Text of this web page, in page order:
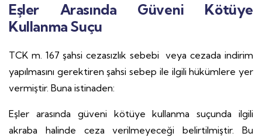
Eşler Arasında Güveni Kötüye
Kullanma Suçu
TCK m. 167 şahsi cezasızlık sebebi veya cezada indirim
yapılmasını gerektiren şahsi sebep ile ilgili hükümlere yer
vermiştir. Buna istinaden:
Eşler arasında güveni kötüye kullanma suçunda ilgili
akraba halinde ceza verilmeyeceği belirtilmiştir. Bu